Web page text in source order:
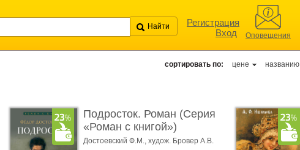
Регистрация
Вход
Оповещения
сортировать по: цене названию
Подросток. Роман (Серия
«Роман с книгой»)
Достоевский Ф.М., худож. Бровер А.В.